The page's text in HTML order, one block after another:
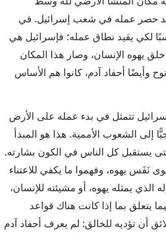
وقد حصر عمله في شعب إسرائيل. في
لكي يقيد نطاق عمله؛ فإسرائيل هي
يهوه الإنسان، وصار هذا المكان
وأيضًا أحفاد آدم، كانوا هم الأساس
تتمثل في بدء عمله على الأرض
إلى الشعوب الأممية. هذا هو المبدأ
يستقبل كل الناس في الكون بشارته.
نَفَس يهوه، وفهموا ما يكفي للاعتناء
الذي يمثله يهوه، أو مشيئته للإنسان،
يتعلق بما إذا كانت هناك قواعد
أن تؤديه للخالق: لم يعرف أحفاد آدم